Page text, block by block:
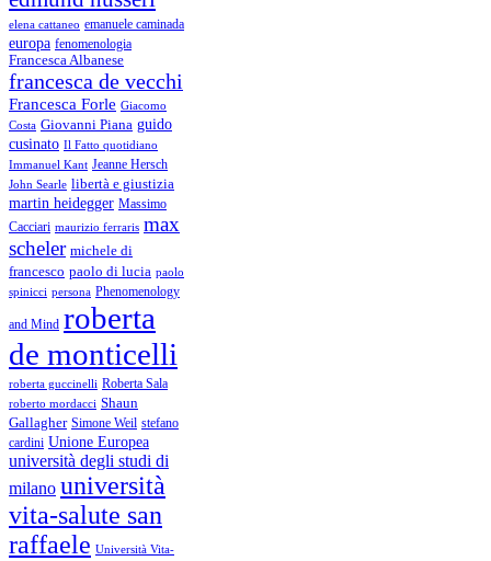
elena cattaneo emanuele caminada
europa fenomenologia
Francesca Albanese
francesca de vecchi
Francesca Forle Giacomo
Costa Giovanni Piana guido
cusinato Il Fatto quotidiano
Immanuel Kant Jeanne Hersch
John Searle libertà e giustizia
martin heidegger Massimo
Cacciari maurizio ferraris max
scheler michele di
francesco paolo di lucia paolo
spinicci persona Phenomenology
and Mind roberta
de monticelli
roberta guccinelli Roberta Sala
roberto mordacci Shaun
Gallagher Simone Weil stefano
cardini Unione Europea
università degli studi di
milano università
vita-salute san
raffaele Università Vita-